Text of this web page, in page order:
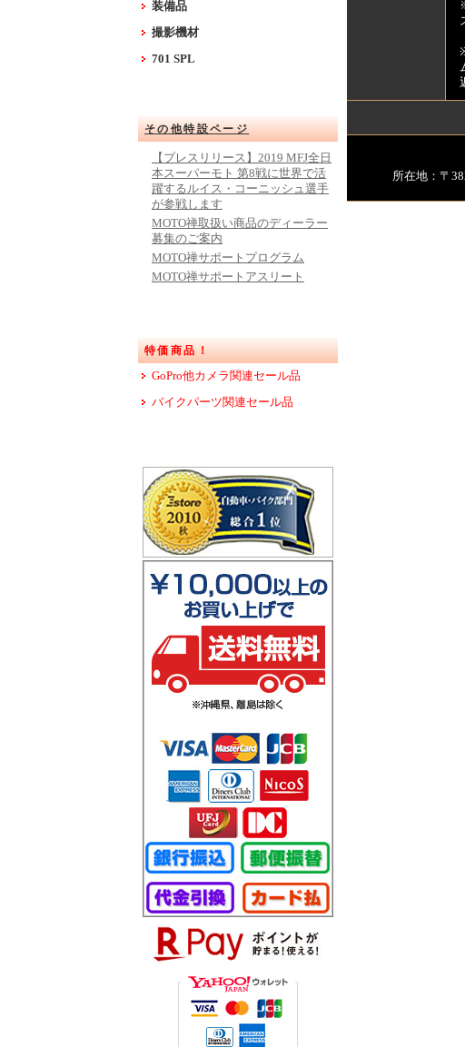
装備品
撮影機材
701 SPL
その他特設ページ
【プレスリリース】2019 MFJ全日
本スーパーモト 第8戦に世界で活
躍するルイス・コーニッシュ選手
が参戦します
MOTO禅取扱い商品のディーラー
募集のご案内
MOTO禅サポートプログラム
MOTO禅サポートアスリート
特価商品！
GoPro他カメラ関連セール品
バイクパーツ関連セール品
所在地：〒